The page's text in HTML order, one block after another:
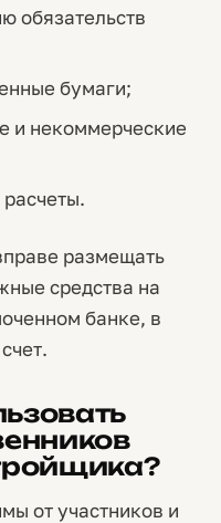
обязательств
бумаги;
и некоммерческие
размещать
средства на
банке, в
от участников и